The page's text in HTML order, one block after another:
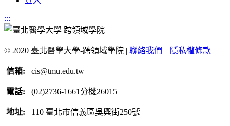
:::
© 2020 臺北醫學大學-跨領域學院 | 聯絡我們 | 隱私權條款 |
信箱: cis@tmu.edu.tw
電話: (02)2736-1661分機26015
地址: 110 臺北市信義區吳興街250號